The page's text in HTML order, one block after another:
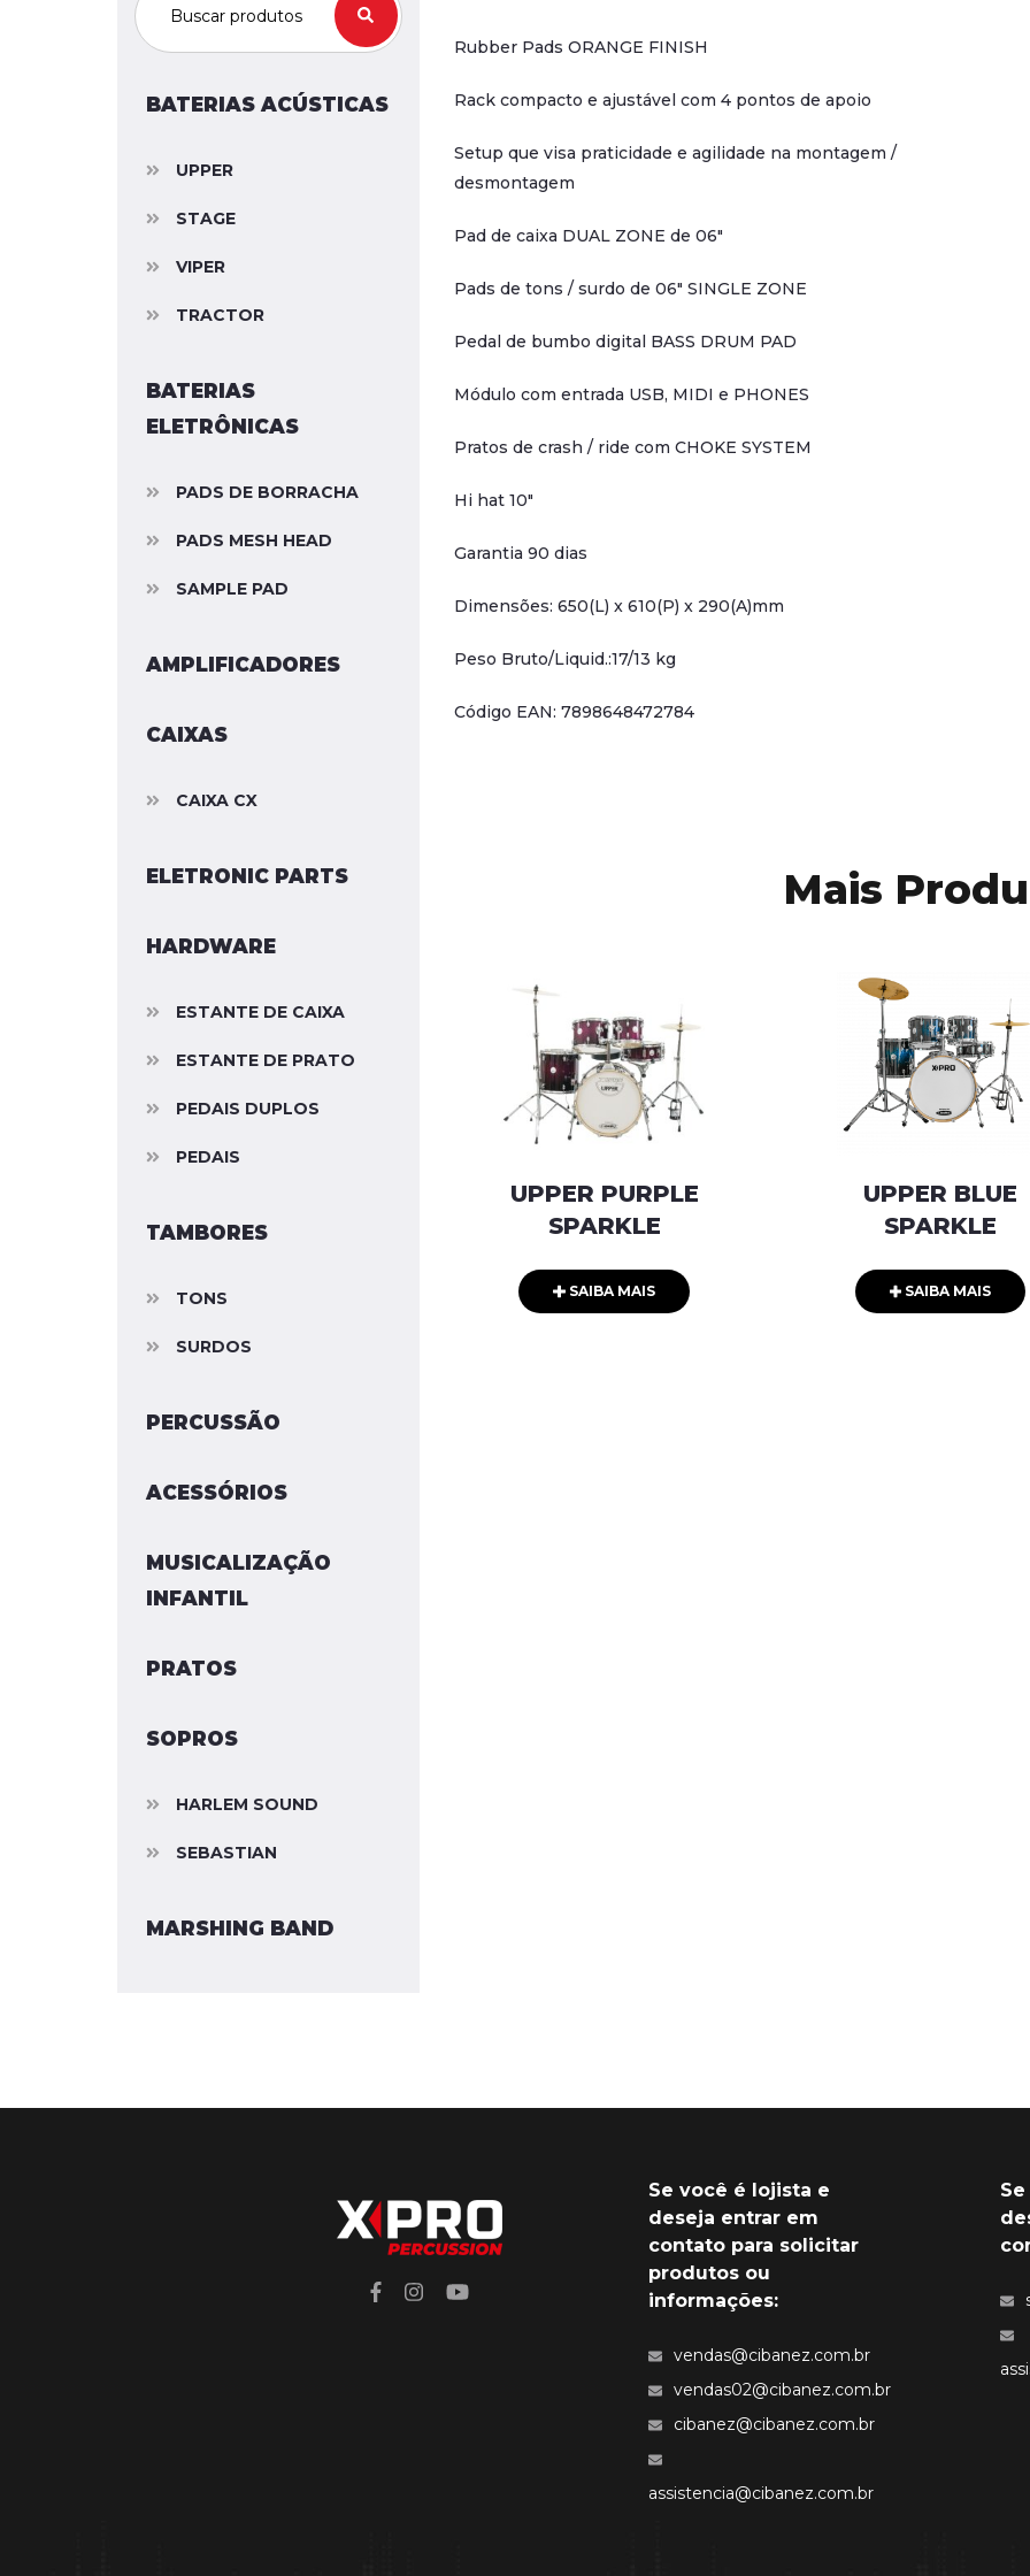
BATERIAS ACÚSTICAS
UPPER
STAGE
VIPER
TRACTOR
BATERIAS
ELETRÔNICAS
PADS DE BORRACHA
PADS MESH HEAD
SAMPLE PAD
AMPLIFICADORES
CAIXAS
CAIXA CX
ELETRONIC PARTS
HARDWARE
ESTANTE DE CAIXA
ESTANTE DE PRATO
PEDAIS DUPLOS
PEDAIS
TAMBORES
TONS
SURDOS
PERCUSSÃO
ACESSÓRIOS
MUSICALIZAÇÃO
INFANTIL
PRATOS
SOPROS
HARLEM SOUND
SEBASTIAN
MARSHING BAND
Rubber Pads ORANGE FINISH
Rack compacto e ajustável com 4 pontos de apoio
Setup que visa praticidade e agilidade na montagem /
desmontagem
Pad de caixa DUAL ZONE de 06"
Pads de tons / surdo de 06" SINGLE ZONE
Pedal de bumbo digital BASS DRUM PAD
Módulo com entrada USB, MIDI e PHONES
Pratos de crash / ride com CHOKE SYSTEM
Hi hat 10"
Garantia 90 dias
Dimensões: 650(L) x 610(P) x 290(A)mm
Peso Bruto/Liquid.:17/13 kg
Código EAN: 7898648472784
Mais
UPPER PURPLE
SPARKLE
SAIBA MAIS
UPPER BLUE
SPARKLE
SAIBA MAIS
Se você é lojista e
deseja entrar em
contato para solicitar
produtos ou
informações:
vendas@cibanez.com.br
vendas02@cibanez.com.br
cibanez@cibanez.com.br
assistencia@cibanez.com.br